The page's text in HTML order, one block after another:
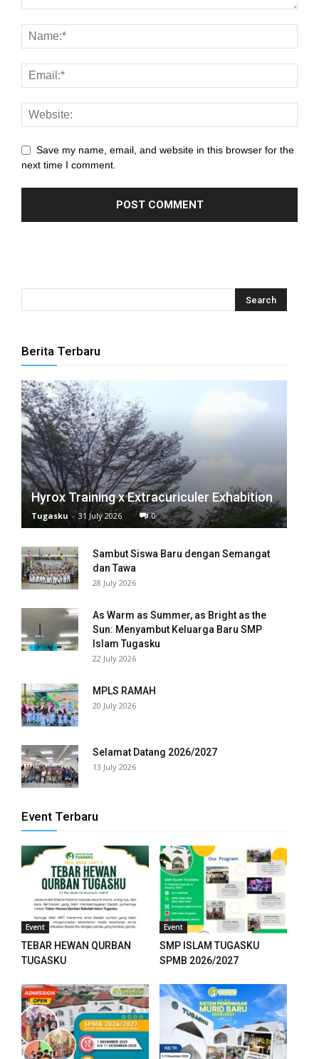
Save my name, email, and website in this browser for the
next time I comment.
Berita Terbaru
Hyrox Training x Extracuriculer Exhabition
Tugasku - 31 July 2026 0
Sambut Siswa Baru dengan Semangat
dan Tawa
28 July 2026
As Warm as Summer, as Bright as the
Sun: Menyambut Keluarga Baru SMP
Islam Tugasku
22 July 2026
MPLS RAMAH
20 July 2026
Selamat Datang 2026/2027
13 July 2026
Event Terbaru
Event
TEBAR HEWAN QURBAN
TUGASKU
Event
SMP ISLAM TUGASKU
SPMB 2026/2027